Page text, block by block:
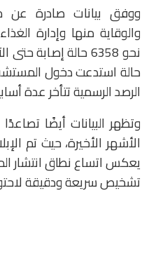
ووفق بيانات صادرة عن
والوقاية منها وإدارة
حالة استدعت دخول
الرصد الرسمية تتأخر عدة
وتظهر البيانات أيضًا
يعكس اتساع نطاق انتشار
تشخيص سريعة ودقيقة